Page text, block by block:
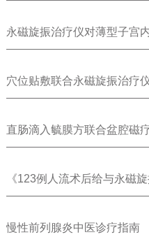
永磁旋振治疗仪对薄型子宫
穴位贴敷联合永磁旋振治疗
直肠滴入毓膜方联合盆腔磁
《123例人流术后给与永磁
慢性前列腺炎中医诊疗指南